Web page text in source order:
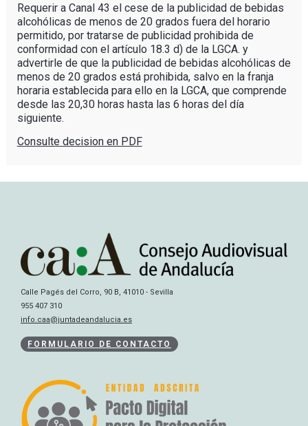
Requerir a Canal 43 el cese de la publicidad de bebidas
alcohólicas de menos de 20 grados fuera del horario
permitido, por tratarse de publicidad prohibida de
conformidad con el artículo 18.3 d) de la LGCA. y
advertirle de que la publicidad de bebidas alcohólicas de
menos de 20 grados está prohibida, salvo en la franja
horaria establecida para ello en la LGCA, que comprende
desde las 20,30 horas hasta las 6 horas del día
siguiente.
Consulte decision en PDF
Calle Pagés del Corro, 90 B, 41010 - Sevilla
955 407 310
info.caa@juntadeandalucia.es
FORMULARIO DE CONTACTO